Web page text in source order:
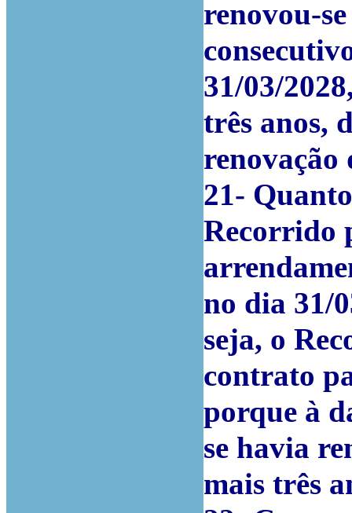
renovou-
31/03/
três anos,
renovação
21-
Recorrido
no dia 31/
seja, o
contrato
porque à
se havia
mais três